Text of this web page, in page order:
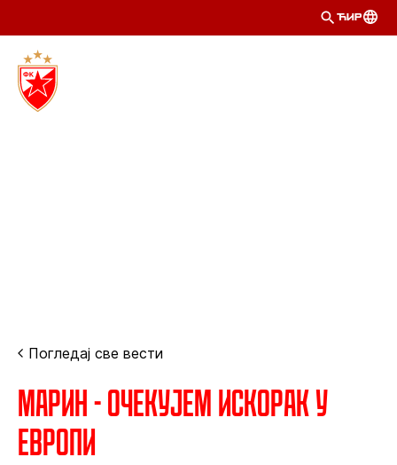
ЋИР
Погледај све вести
Марин - Очекујем искорак у
Европи